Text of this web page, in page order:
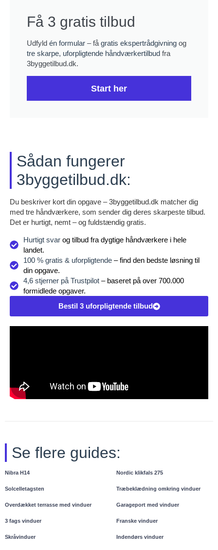
Få 3 gratis tilbud
Udfyld én formular – få gratis ekspertrådgivning og
tre skarpe, uforpligtende håndværkertilbud fra
3byggetilbud.dk.
Start her
Sådan fungerer
3byggetilbud.dk:
Du beskriver kort din opgave – 3byggetilbud.dk matcher dig
med tre håndværkere, som sender dig deres skarpeste tilbud.
Det er hurtigt, nemt – og fuldstændig gratis.
Hurtigt svarog tilbud fra dygtige håndværkere i hele
landet.
100 % gratis & uforpligtende– find den bedste løsning til
din opgave.
4,6 stjerner på Trustpilot– baseret på over 700.000
formidlede opgaver.
Bestil 3 uforpligtende tilbud
Se flere guides:
Nibra H14 Nordic klikfals 275
Solcelletagsten Træbeklædning omkring vinduer
Overdækket terrasse med vinduer Garageport med vinduer
3 fags vinduer Franske vinduer
Skråvinduer Indendørs vinduer